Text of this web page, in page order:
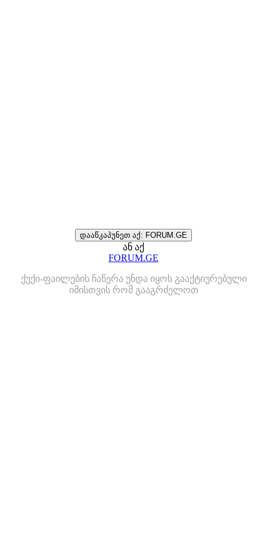
დააწკაპუნეთ აქ: FORUM.GE
ან აქ
FORUM.GE
ქუქი-ფაილების ჩაწერა უნდა იყოს გააქტიურებული
იმისთვის რომ გააგრძელოთ